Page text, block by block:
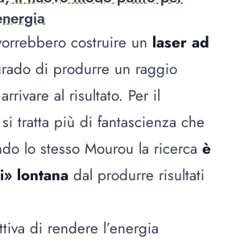
costruire un laser ad
di produrre un raggio
al risultato. Per il
tratta più di fantascienza che
lo stesso Mourou la ricerca è
lontana dal produrre risultati
di rendere l’energia